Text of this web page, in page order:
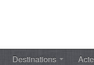
Destinations